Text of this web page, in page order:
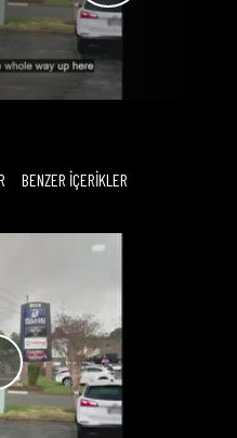
Oynat
BENZER İÇERİKLER